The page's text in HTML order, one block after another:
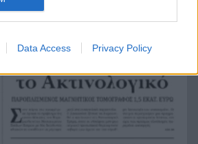
Data Access Privacy Policy
παντρεύεται τον αδελφό του
πυρκαγιές, οι 8 εξακολουθούν να
πυροσβεστικές δυνάμεις